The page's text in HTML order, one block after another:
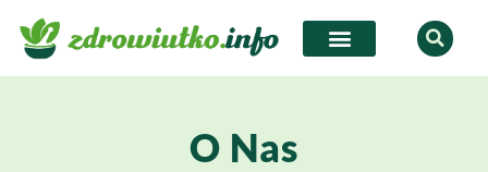
O Nas